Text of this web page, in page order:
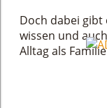
Doch dabei gibt
wissen und
Alltag als